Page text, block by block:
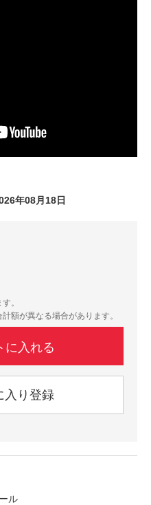
年08月18日
。
額が異なる場合があります。
に入れる
入り登録
ル